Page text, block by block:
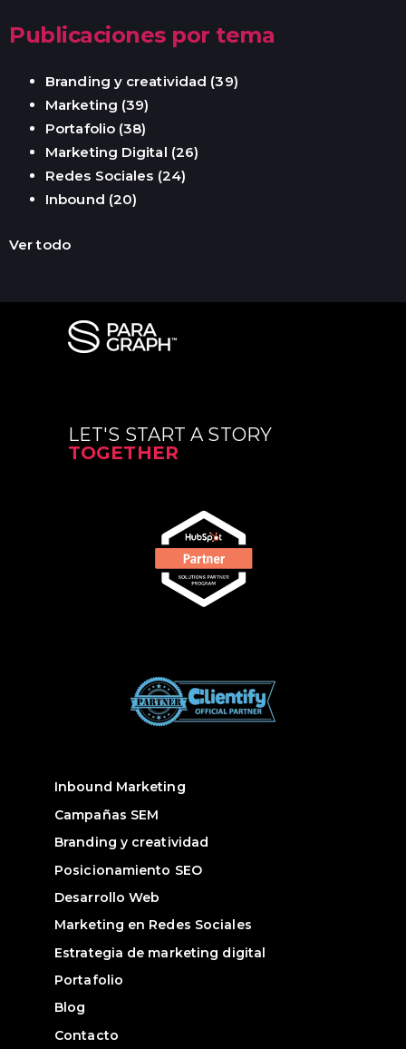
Publicaciones por tema
Branding y creatividad (39)
Marketing (39)
Portafolio (38)
Marketing Digital (26)
Redes Sociales (24)
Inbound (20)
Ver todo
LET'S START A STORY
TOGETHER
Inbound Marketing
Campañas SEM
Branding y creatividad
Posicionamiento SEO
Desarrollo Web
Marketing en Redes Sociales
Estrategia de marketing digital
Portafolio
Blog
Contacto